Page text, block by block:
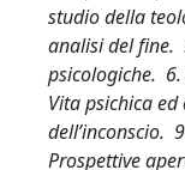
studio della
analisi del fine.
psicologiche.
Vita psichica
dell’inconscio.
Prospettive